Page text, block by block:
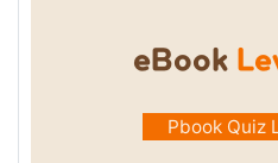
eBook
Pbook Quiz